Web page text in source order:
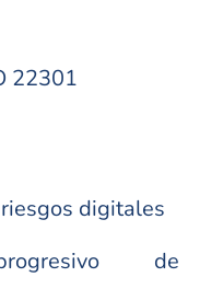
22301
digitales
de